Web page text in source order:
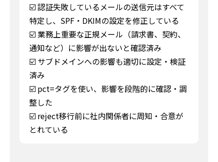
☑️ 認証失敗しているメールの送信元はすべて
特定し、SPF・DKIMの設定を修正している
☑️ 業務上重要な正規メール（請求書、契約、
通知など）に影響が出ないと確認済み
☑️ サブドメインへの影響も適切に設定・検証
済み
☑️ pct=タグを使い、影響を段階的に確認・調
整した
☑️ reject移行前に社内関係者に周知・合意が
とれている